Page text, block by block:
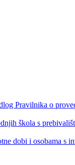
Pravilnika o
škola s
dobi i osobama